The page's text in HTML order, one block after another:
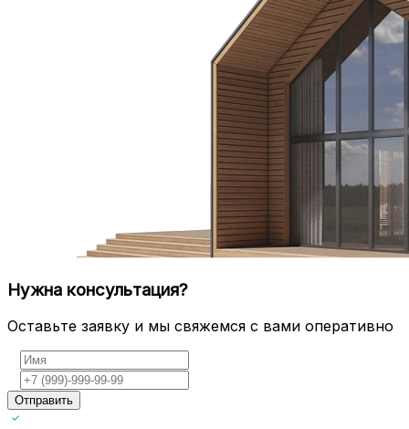
Нужна консультация?
Оставьте заявку и мы свяжемся с вами оперативно
Отправить